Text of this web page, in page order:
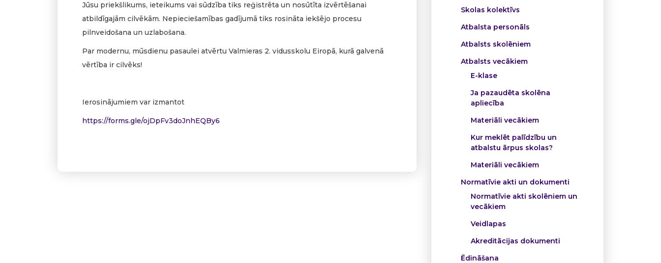
Skolas kolektīvs
Atbalsta personāls
Atbalsts skolēniem
Atbalsts vecākiem
E-klase
Ja pazaudēta skolēna
apliecība
Materiāli vecākiem
Kur meklēt palīdzību un
atbalstu ārpus skolas?
Materiāli vecākiem
Normatīvie akti un dokumenti
Normatīvie akti skolēniem un
vecākiem
Veidlapas
Akreditācijas dokumenti
Ēdināšana
Jūsu priekšlikums, ieteikums vai sūdzība tiks reģistrēta un nosūtīta izvērtēšanai
atbildīgajām cilvēkām. Nepieciešamības gadījumā tiks rosināta iekšējo procesu
pilnveidošana un uzlabošana.
Par modernu, mūsdienu pasaulei atvērtu Valmieras 2. vidusskolu Eiropā, kurā galvenā
vērtība ir cilvēks!
Ierosinājumiem var izmantot
https://forms.gle/ojDpFv3doJnhEQBy6